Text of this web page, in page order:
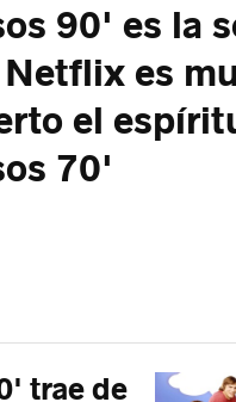
90' es la
es
el
70'
trae de